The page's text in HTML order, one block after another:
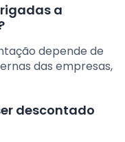
a
depende de
das empresas,
descontado